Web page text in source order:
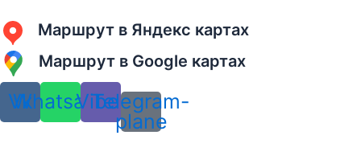
Маршрут в Яндекс картах
Маршрут в Google картах
Vk
Whatsapp
Viber
Telegram-
plane